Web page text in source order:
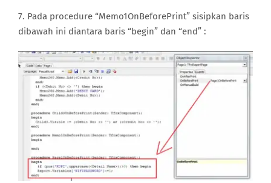
7. Pada procedure “Memo1OnBeforePrint” sisipkan baris
dibawah ini diantara baris “begin” dan “end” :